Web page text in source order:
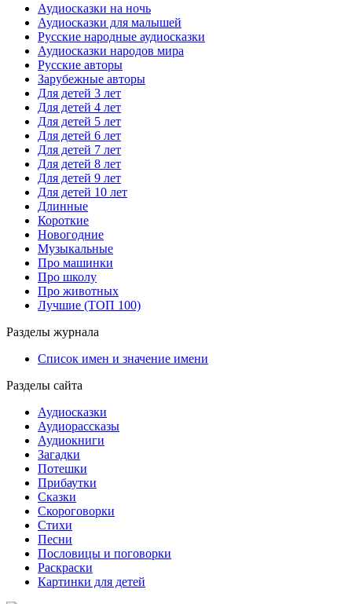
Аудиосказки на ночь
Аудиосказки для малышей
Русские народные аудиосказки
Аудиосказки народов мира
Русские авторы
Зарубежные авторы
Для детей 3 лет
Для детей 4 лет
Для детей 5 лет
Для детей 6 лет
Для детей 7 лет
Для детей 8 лет
Для детей 9 лет
Для детей 10 лет
Длинные
Короткие
Новогодние
Музыкальные
Про машинки
Про школу
Про животных
Лучшие (ТОП 100)
Разделы журнала
Список имен и значение имени
Разделы сайта
Аудиосказки
Аудиорассказы
Аудиокниги
Загадки
Потешки
Прибаутки
Сказки
Скороговорки
Стихи
Песни
Пословицы и поговорки
Раскраски
Картинки для детей